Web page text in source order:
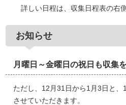
詳しい日程は、収集日程表の右
お知らせ
月曜日～金曜日の祝日も収集
ただし、12月31日から1月3日と、
させていただきます。